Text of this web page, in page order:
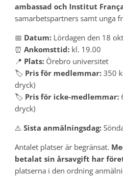
ambassad och Institut
samarbetspartners samt unga
📅 Datum: Lördagen den 18
⏰ Ankomsttid: kl. 19.00
📍 Plats: Örebro universitet
🏷️ Pris för medlemmar: 350
dryck)
🏷️ Pris för icke-medlemmar:
dryck)
⚠️ Sista anmälningsdag:
Antalet platser är begränsat.
betalat sin årsavgift har
platserna i den ordning